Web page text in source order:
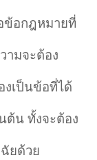
ข้อกฎหมายที่
ามจะต้อง
เป็นข้อที่ได้
ต้น ทั้งจะต้อง
ยด้วย